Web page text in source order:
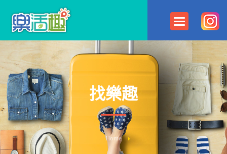
找樂趣
Home